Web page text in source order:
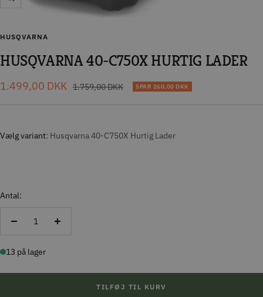
Zoom
HUSQVARNA
HUSQVARNA 40-C750X HURTIG LADER
Tilbudspris
1.499,00 DKK Normal
1.759,00 DKK SPAR 260,00 DKK
Vælg variant Husqvarna 40-C750X Hurtig Lader
Antal:
Reducer
Forøg
13 på lager
TILFØJ TIL KURV